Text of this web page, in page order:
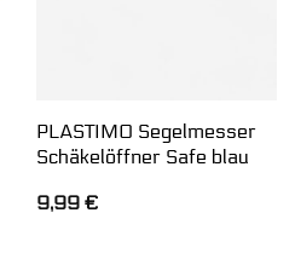
PLASTIMO Segelmesser
Schäkelöffner Safe blau
9,99 €